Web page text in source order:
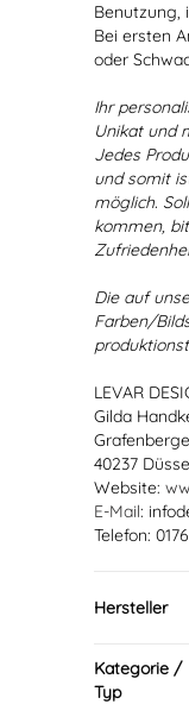
Benutzung,
Bei ersten
oder
Ihr
Unikat und
Jedes
und somit
möglich.
kommen,
Die auf
Farben/
LEVAR
Gilda
40237
Website:
E-Mail:
Telefon:
Hersteller
Kategorie /
Typ